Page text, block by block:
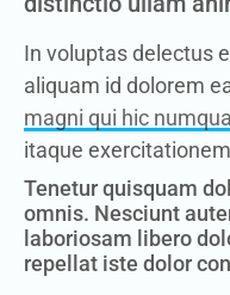
In voluptas delectus
aliquam id dolorem
magni qui hic
itaque
Tenetur quisquam
omnis. Nesciunt
laboriosam libero
repellat iste dolor